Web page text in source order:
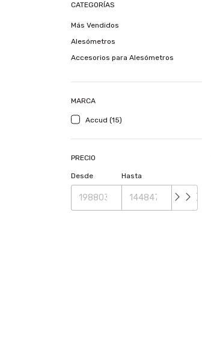
CATEGORÍAS
Más Vendidos
Alesómetros
Accesorios para Alesómetros
MARCA
Accud (15)
PRECIO
Desde Hasta